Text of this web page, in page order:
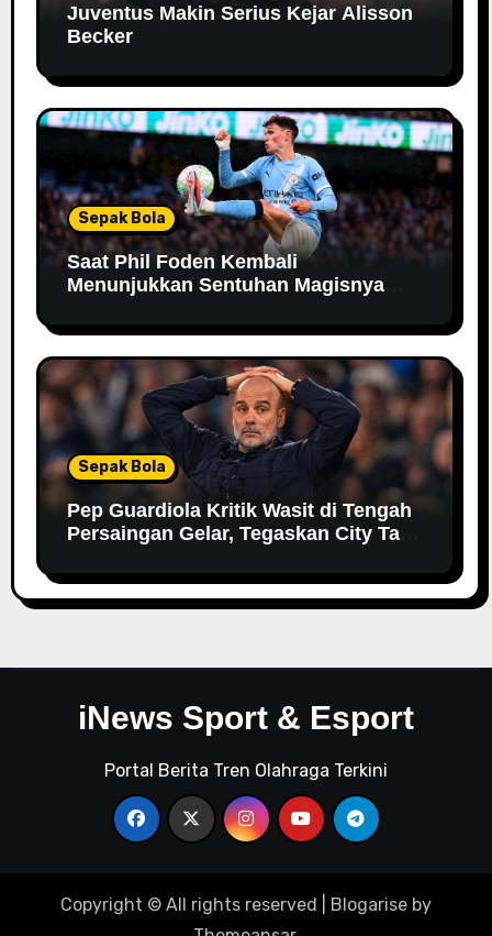
Juventus Makin Serius Kejar Alisson
Becker
Sepak Bola
Saat Phil Foden Kembali
Menunjukkan Sentuhan Magisnya
Sepak Bola
Pep Guardiola Kritik Wasit di Tengah
Persaingan Gelar, Tegaskan City Tak
iNews Sport & Esport
Portal Berita Tren Olahraga Terkini
Copyright © All rights reserved Blogarise by